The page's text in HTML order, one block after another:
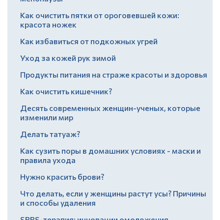
Как очистить пятки от ороговевшей кожи:
красота ножек
Как избавиться от подкожных угрей
Уход за кожей рук зимой
Продукты питания на страже красоты и здоровья
Как очистить кишечник?
Десять современных женщин-ученых, которые
изменили мир
Делать татуаж?
Как сузить поры в домашних условиях - маски и
правила ухода
Нужно красить брови?
Что делать, если у женщины растут усы? Причины
и способы удаления